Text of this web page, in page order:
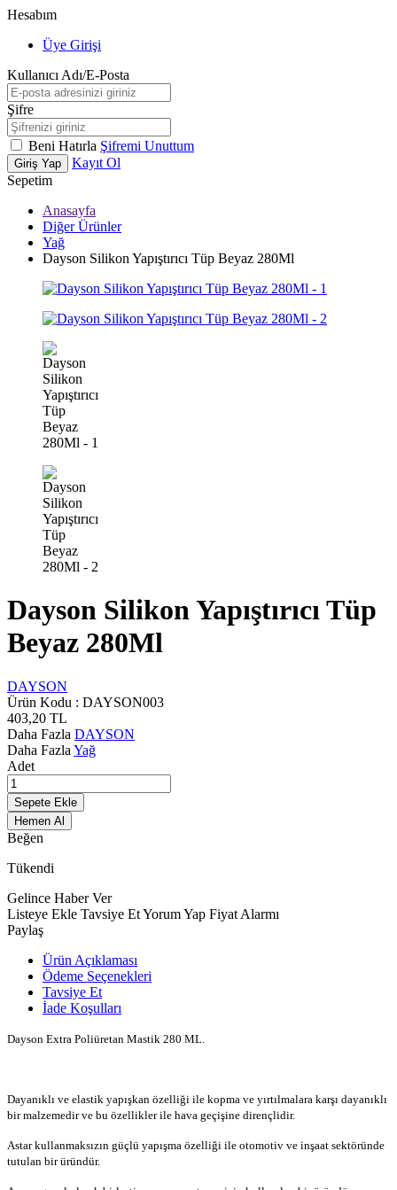
Hesabım
Üye Girişi
Kullanıcı Adı/E-Posta
Şifre
Beni Hatırla Şifremi Unuttum
Giriş Yap
Kayıt Ol
Sepetim
Anasayfa
Diğer Ürünler
Yağ
Dayson Silikon Yapıştırıcı Tüp Beyaz 280Ml
Dayson Silikon Yapıştırıcı Tüp
Beyaz 280Ml
DAYSON
Ürün Kodu : DAYSON003
403,20 TL
Daha Fazla DAYSON
Daha Fazla Yağ
Adet
Sepete Ekle
Hemen Al
Beğen
Tükendi
Gelince Haber Ver
Listeye Ekle Tavsiye EtYorum Yap Fiyat Alarmı
Paylaş
Ürün Açıklaması
Ödeme Seçenekleri
Tavsiye Et
İade Koşulları
Dayson Extra Poliüretan Mastik 280 ML.
Dayanıklı ve elastik yapışkan özelliği ile kopma ve yırtılmalara karşı dayanıklı
bir malzemedir ve bu özellikler ile hava geçişine dirençlidir.
Astar kullanmaksızın güçlü yapışma özelliği ile otomotiv ve inşaat sektöründe
tutulan bir üründür.